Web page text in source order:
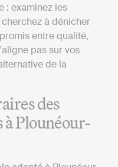
: examinez les
à dénicher
entre qualité,
pas sur vos
de la
des
Plounéour-